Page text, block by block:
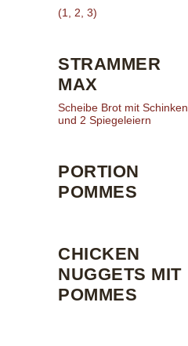
(1, 2, 3)
STRAMMER
MAX
Scheibe Brot mit Schinken
und 2 Spiegeleiern
PORTION
POMMES
CHICKEN
NUGGETS MIT
POMMES